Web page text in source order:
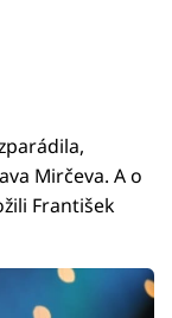
Mirčeva. A o
František